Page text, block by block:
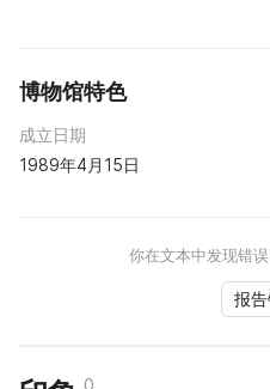
博物馆特色
成立日期
1989年4月15日
你在文本中发现错
报
0